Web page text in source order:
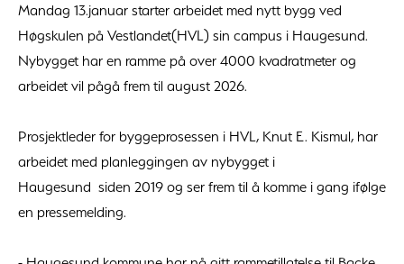
Mandag 13.januar starter arbeidet med nytt bygg ved
Høgskulen på Vestlandet(HVL) sin campus i Haugesund.
Nybygget har en ramme på over 4000 kvadratmeter og
arbeidet vil pågå frem til august 2026.
Prosjektleder for byggeprosessen i HVL, Knut E. Kismul, har
arbeidet med planleggingen av nybygget i
Haugesund siden 2019 og ser frem til å komme i gang ifølge
en pressemelding.